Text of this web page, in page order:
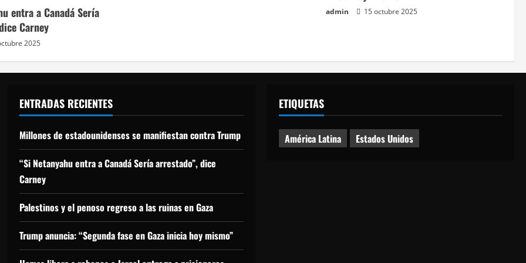
entra a Canadá Sería
Carney
2025
admin 15 octubre 2025
ENTRADAS RECIENTES
Millones de estadounidenses se manifiestan contra Trump
“Si Netanyahu entra a Canadá Sería arrestado”, dice
Carney
Palestinos y el penoso regreso a las ruinas en Gaza
Trump anuncia: “Segunda fase en Gaza inicia hoy mismo”
ETIQUETAS
América Latina Estados Unidos